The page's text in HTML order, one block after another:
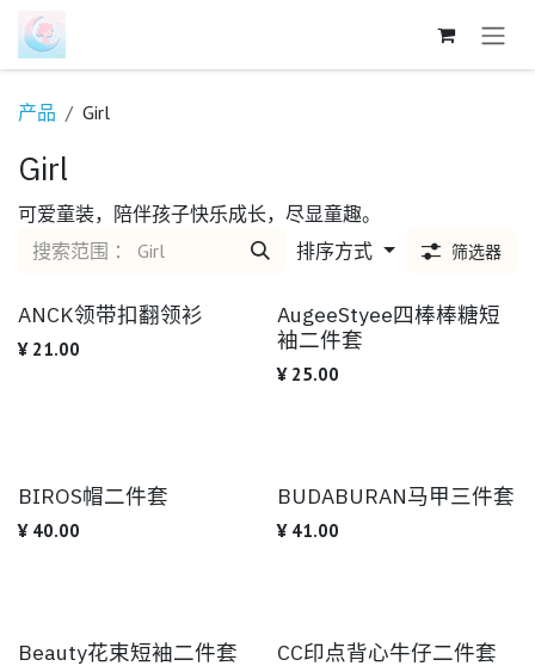
跳至内容
产品 Girl
Girl
可爱童装，陪伴孩子快乐成长，尽显童趣。
排序方式
筛选器
ANCK领带扣翻领衫
¥ 21.00
AugeeStyee四棒棒糖短
袖二件套
¥ 25.00
BIROS帽二件套
¥ 40.00
BUDABURAN马甲三件套
¥ 41.00
Beauty花束短袖二件套 CC印点背心牛仔二件套